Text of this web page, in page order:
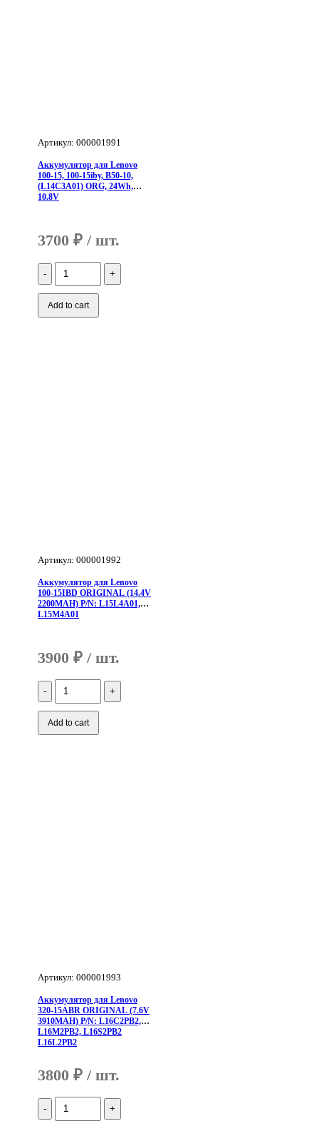
Артикул: 000001991
Аккумулятор для Lenovo
100-15, 100-15iby, B50-10,
(L14C3A01) ORG, 24Wh,
10.8V
3700 ₽
Количество
Аккумулятор
для
Lenovo
100-
Add to cart
Артикул: 000001992
Аккумулятор для Lenovo
100-15IBD ORIGINAL (14.4V
2200MAH) P/N: L15L4A01,
L15M4A01
3900 ₽
Количество
Аккумулятор
для
Lenovo
100-
Add to cart
Артикул: 000001993
Аккумулятор для Lenovo
320-15ABR ORIGINAL (7.6V
3910MAH) P/N: L16C2PB2,
L16M2PB2, L16S2PB2
L16L2PB2
3800 ₽
Количество
Аккумулятор